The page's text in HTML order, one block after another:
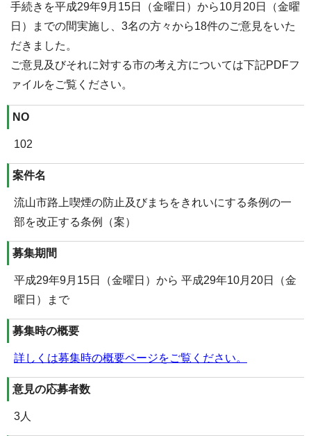
手続きを平成29年9月15日（金曜日）から10月20日（金曜
日）までの間実施し、3名の方々から18件のご意見をいた
だきました。
ご意見及びそれに対する市の考え方については下記PDFフ
ァイルをご覧ください。
NO
102
案件名
流山市路上喫煙の防止及びまちをきれいにする条例の一
部を改正する条例（案）
募集期間
平成29年9月15日（金曜日）から 平成29年10月20日（金
曜日）まで
募集時の概要
詳しくは募集時の概要ページをご覧ください。
意見の応募者数
3人